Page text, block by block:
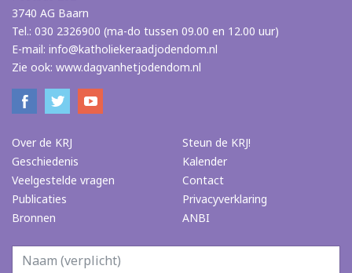
3740 AG Baarn
Tel.: 030 2326900 (ma-do tussen 09.00 en 12.00 uur)
E-mail: info@katholiekeraadjodendom.nl
Zie ook: www.dagvanhetjodendom.nl
Over de KRJ
Geschiedenis
Veelgestelde vragen
Publicaties
Bronnen
Steun de KRJ!
Kalender
Contact
Privacyverklaring
ANBI